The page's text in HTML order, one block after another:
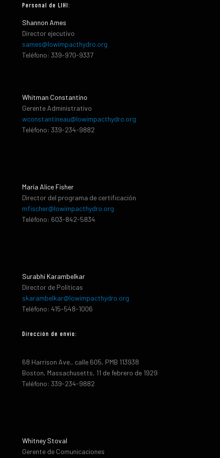
Personal de LIHI:
Shannon Ames
Director ejecutivo
sames@lowimpacthydro.org
Teléfono: 339-970-9337
Whitman Constantino
Gerente Administrativo
wconstantineau@lowimpacthydro.org
Teléfono: 339-234-9882
María Alice Fisher
Director del programa de certificación
mfischer@lowimpacthydro.org
Teléfono: 603-842-5834
Surabhi Karambelkar
Director de Políticas
skarambelkar@lowimpacthydro.org
Teléfono: 415-548-1006
Dirección de envio:
68 Harrison Ave., calle 605, PMB 113938
Boston, Massachusetts, 11 de febrero de 1929
Teléfono: 339-234-9882
Whitney Stoval
Gerente de Comunicaciones